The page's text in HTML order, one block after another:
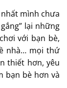
mình chưa
lại những
với bạn bè,
nhà… mọi thứ
thiết hơn, yêu
bạn bè hơn và